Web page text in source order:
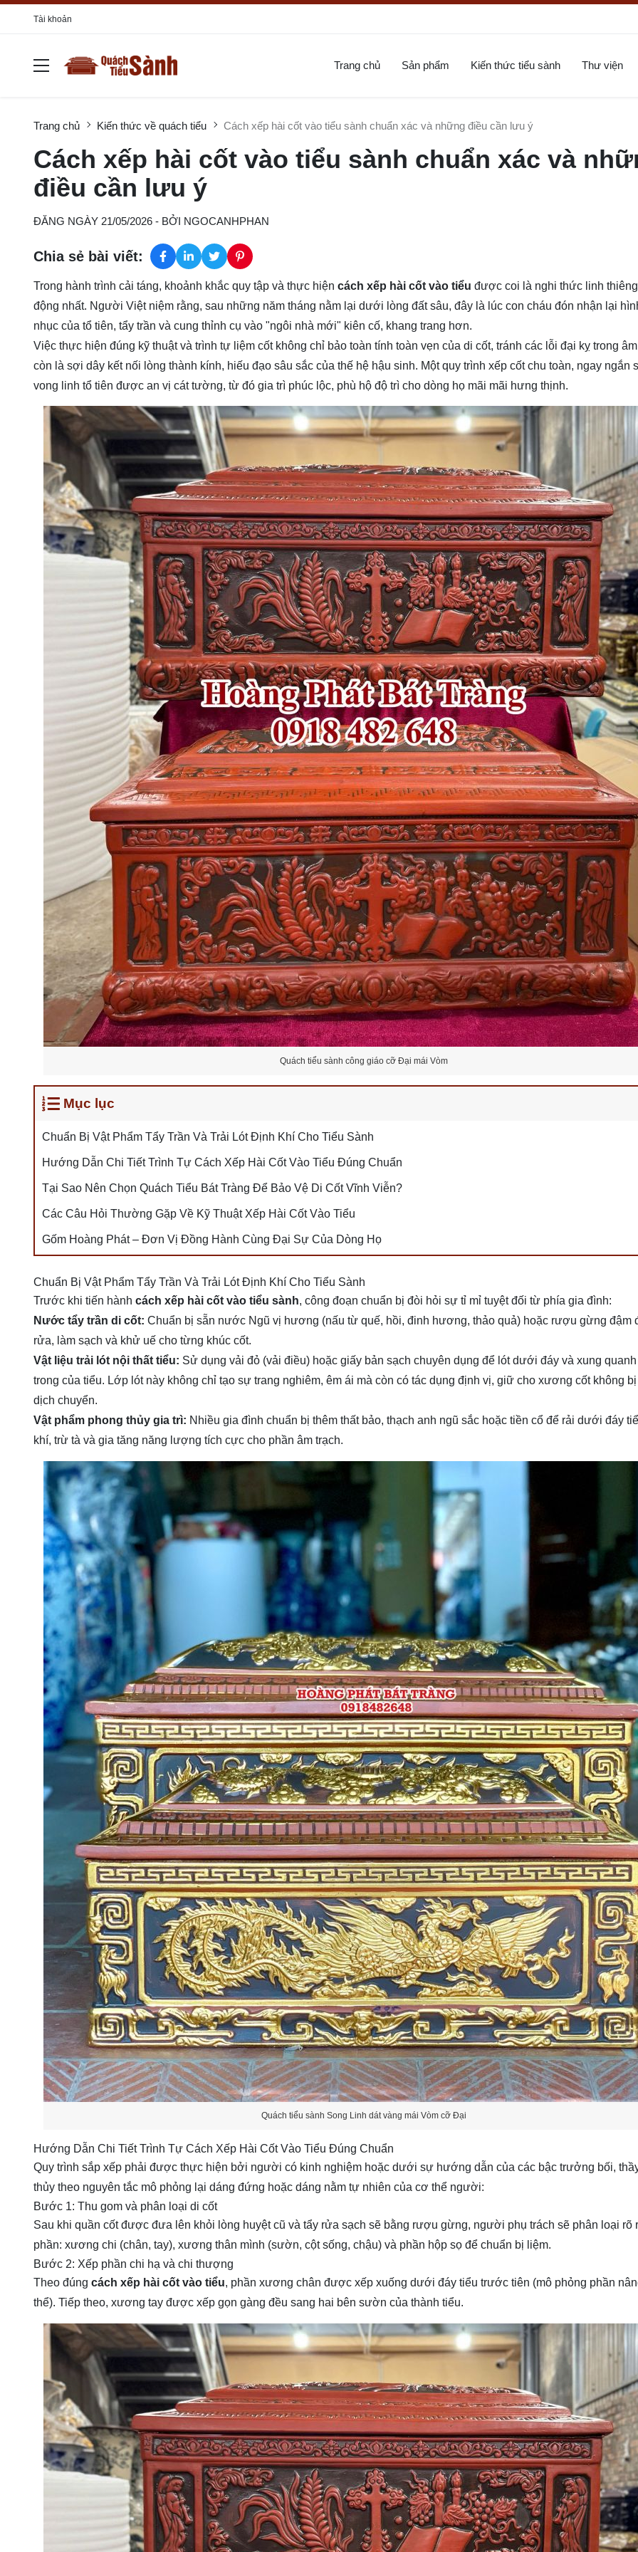
Tài khoản
Trang chủ Sản phẩm Kiến thức tiểu sành Thư viện
Trang chủ Kiến thức về quách tiểu Cách xếp hài cốt vào tiểu sành chuẩn xác và những điều cần lưu ý
Cách xếp hài cốt vào tiểu sành chuẩn xác và
điều cần lưu ý
ĐĂNG NGÀY 21/05/2026 - BỞI NGOCANHPHAN
Chia sẻ bài viết:
Trong hành trình cải táng, khoảnh khắc quy tập và thực hiện cách xếp hài cốt vào tiểu được coi là nghi thức linh
động nhất. Người Việt niệm rằng, sau những năm tháng nằm lại dưới lòng đất sâu, đây là lúc con cháu đón nhận lại
nhục của tổ tiên, tẩy trần và cung thỉnh cụ vào "ngôi nhà mới" kiên cố, khang trang hơn.
Việc thực hiện đúng kỹ thuật và trình tự liệm cốt không chỉ bảo toàn tính toàn vẹn của di cốt, tránh các lỗi đại kỵ trong
còn là sợi dây kết nối lòng thành kính, hiếu đạo sâu sắc của thế hệ hậu sinh. Một quy trình xếp cốt chu toàn, ngay ngắn
vong linh tổ tiên được an vị cát tường, từ đó gia trì phúc lộc, phù hộ độ trì cho dòng họ mãi mãi hưng thịnh.
Quách tiểu sành công giáo cỡ Đại mái Vòm
Mục lục
Chuẩn Bị Vật Phẩm Tẩy Trần Và Trải Lót Định Khí Cho Tiểu Sành
Hướng Dẫn Chi Tiết Trình Tự Cách Xếp Hài Cốt Vào Tiểu Đúng Chuẩn
Tại Sao Nên Chọn Quách Tiểu Bát Tràng Để Bảo Vệ Di Cốt Vĩnh Viễn?
Các Câu Hỏi Thường Gặp Về Kỹ Thuật Xếp Hài Cốt Vào Tiểu
Gốm Hoàng Phát – Đơn Vị Đồng Hành Cùng Đại Sự Của Dòng Họ
Chuẩn Bị Vật Phẩm Tẩy Trần Và Trải Lót Định Khí Cho Tiểu Sành
Trước khi tiến hành cách xếp hài cốt vào tiểu sành, công đoạn chuẩn bị đòi hỏi sự tỉ mỉ tuyệt đối từ phía gia đình:
Nước tẩy trần di cốt: Chuẩn bị sẵn nước Ngũ vị hương (nấu từ quế, hồi, đinh hương, thảo quả) hoặc rượu gừng đậm
rửa, làm sạch và khử uế cho từng khúc cốt.
Vật liệu trải lót nội thất tiểu: Sử dụng vải đỏ (vải điều) hoặc giấy bản sạch chuyên dụng để lót dưới đáy và xung
trong của tiểu. Lớp lót này không chỉ tạo sự trang nghiêm, êm ái mà còn có tác dụng định vị, giữ cho xương cốt không
dịch chuyển.
Vật phẩm phong thủy gia trì: Nhiều gia đình chuẩn bị thêm thất bảo, thạch anh ngũ sắc hoặc tiền cổ để rải dưới đáy
khí, trừ tà và gia tăng năng lượng tích cực cho phần âm trạch.
Quách tiểu sành Song Linh dát vàng mái Vòm cỡ Đại
Hướng Dẫn Chi Tiết Trình Tự Cách Xếp Hài Cốt Vào Tiểu Đúng Chuẩn
Quy trình sắp xếp phải được thực hiện bởi người có kinh nghiệm hoặc dưới sự hướng dẫn của các bậc trưởng bối,
thủy theo nguyên tắc mô phỏng lại dáng đứng hoặc dáng nằm tự nhiên của cơ thể người:
Bước 1: Thu gom và phân loại di cốt
Sau khi quần cốt được đưa lên khỏi lòng huyệt cũ và tẩy rửa sạch sẽ bằng rượu gừng, người phụ trách sẽ phân loại rõ
phần: xương chi (chân, tay), xương thân mình (sườn, cột sống, chậu) và phần hộp sọ để chuẩn bị liệm.
Bước 2: Xếp phần chi hạ và chi thượng
Theo đúng cách xếp hài cốt vào tiểu, phần xương chân được xếp xuống dưới đáy tiểu trước tiên (mô phỏng phần
thể). Tiếp theo, xương tay được xếp gọn gàng đều sang hai bên sườn của thành tiểu.